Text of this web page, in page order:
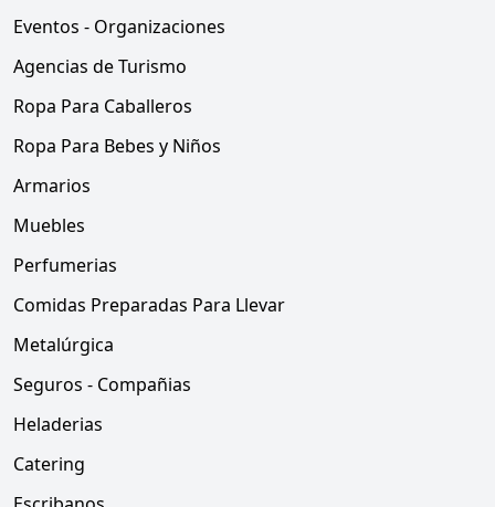
Eventos - Organizaciones
Agencias de Turismo
Ropa Para Caballeros
Ropa Para Bebes y Niños
Armarios
Muebles
Perfumerias
Comidas Preparadas Para Llevar
Metalúrgica
Seguros - Compañias
Heladerias
Catering